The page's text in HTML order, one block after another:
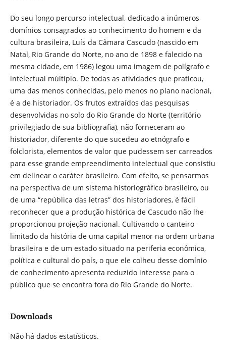
Do seu longo percurso intelectual, dedicado a inúmeros
domínios consagrados ao conhecimento do homem e da
cultura brasileira, Luís da Câmara Cascudo (nascido em
Natal, Rio Grande do Norte, no ano de 1898 e falecido na
mesma cidade, em 1986) legou uma imagem de polígrafo e
intelectual múltiplo. De todas as atividades que praticou,
uma das menos conhecidas, pelo menos no plano nacional,
é a de historiador. Os frutos extraídos das pesquisas
desenvolvidas no solo do Rio Grande do Norte (território
privilegiado de sua bibliografia), não forneceram ao
historiador, diferente do que sucedeu ao etnógrafo e
folclorista, elementos de valor que pudessem ser carreados
para esse grande empreendimento intelectual que consistiu
em delinear o caráter brasileiro. Com efeito, se pensarmos
na perspectiva de um sistema historiográfico brasileiro, ou
de uma “república das letras” dos historiadores, é fácil
reconhecer que a produção histórica de Cascudo não lhe
proporcionou projeção nacional. Cultivando o canteiro
limitado da história de uma capital menor na ordem urbana
brasileira e de um estado situado na periferia econômica,
política e cultural do país, o que ele colheu desse domínio
de conhecimento apresenta reduzido interesse para o
público que se encontra fora do Rio Grande do Norte.
Downloads
Não há dados estatísticos.